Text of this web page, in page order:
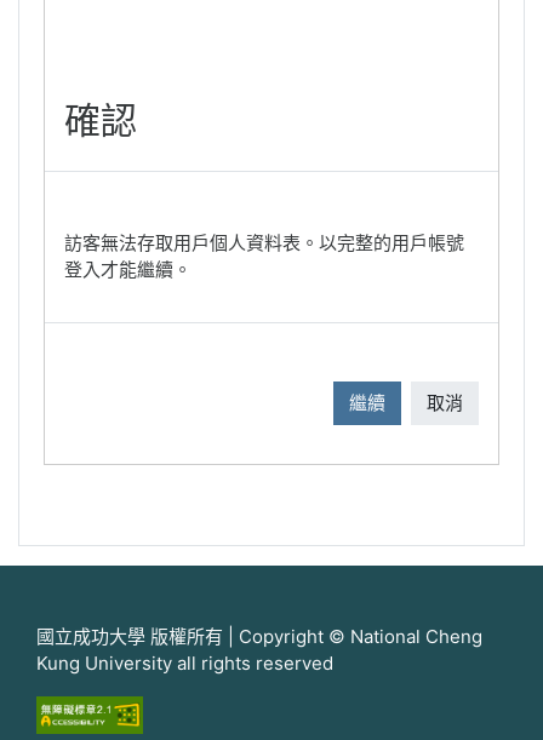
確認
訪客無法存取用戶個人資料表。以完整的用戶帳號
登入才能繼續。
繼續 取消
國立成功大學 版權所有 | Copyright © National Cheng
Kung University all rights reserved